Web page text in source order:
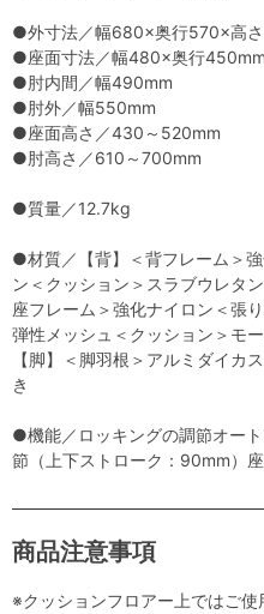
●外寸法／幅680×奥行570×高
●座面寸法／幅480×奥行450mm
●肘内間／幅490mm
●肘外／幅550mm
●座面高さ／430～520mm
●肘高さ／610～700mm
●質量／12.7kg
●材質／【背】＜背フレーム＞
ン＜クッション＞スラブウレタ
座フレーム＞強化ナイロン＜張
弾性メッシュ＜クッション＞モ
【脚】＜脚羽根＞アルミダイカ
き
●機能／ロッキングの調節オー
節（上下ストローク：90mm）
商品注意事項
※クッションフロアー上ではご